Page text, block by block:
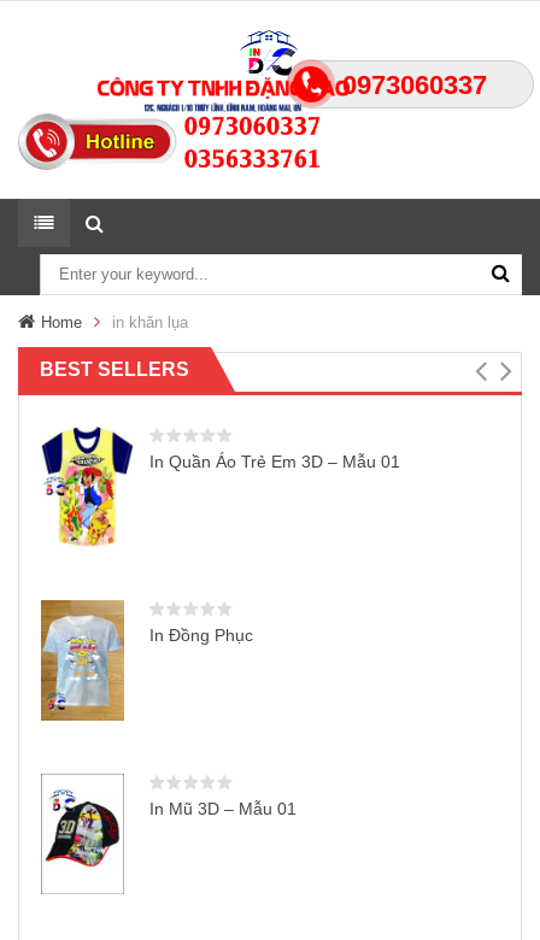
0973060337
Home in khăn lụa
BEST SELLERS
In Quần Áo Trẻ Em 3D – Mẫu 01
In Đồng Phục
In Mũ 3D – Mẫu 01